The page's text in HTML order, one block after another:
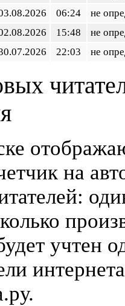
06:24
не
15:48
не
22:03 не
на
учтен